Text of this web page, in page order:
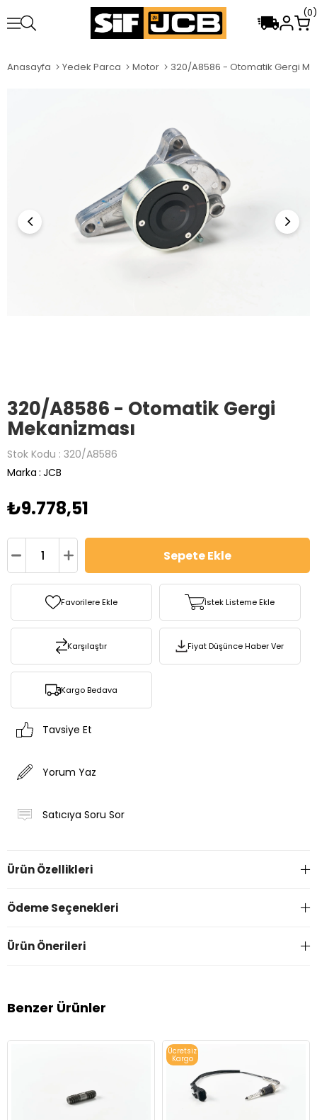
0
Anasayfa Yedek Parca Motor 320/A8586 - Otomatik Gergi
320/A8586 - Otomatik Gergi
Mekanizması
Stok Kodu 320/A8586
Marka : JCB
₺9.778,51
Favorilere Ekle İstek Listeme Ekle
Karşılaştır Fiyat Düşünce Haber Ver
Kargo Bedava
Tavsiye Et
Yorum Yaz
Satıcıya Soru Sor
Ürün Özellikleri
Ödeme Seçenekleri
Ürün Önerileri
Benzer Ürünler
Ücretsiz
Kargo